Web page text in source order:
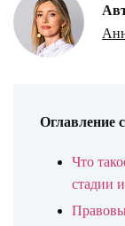
Оглавление
Что
стадии